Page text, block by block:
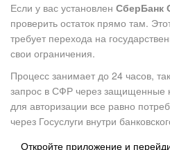
Если у вас установлен СберБанк
проверить остаток прямо там.
требует перехода на
свои ограничения.
Процесс занимает до 24 часов,
запрос в СФР через защищенные
для авторизации все равно
через Госуслуги внутри
Откройте приложение и